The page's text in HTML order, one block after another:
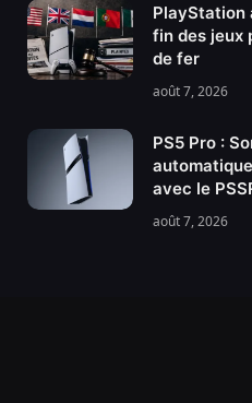
PlayStation
fin des jeux
de fer
août 7, 2026
PS5 Pro :
avec le
août 7, 2026